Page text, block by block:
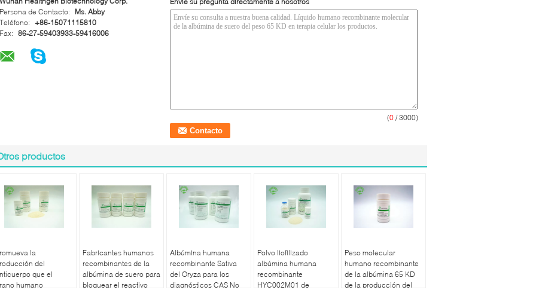
Persona de Contacto:
Ms. Abby
Teléfono:
+86-15071115810
Fax: 86-27-59403933-59416006
(0 / 3000)
productos
la
del
que el
humano
Fabricantes humanos
recombinantes de la
albúmina de suero para
bloquear el reactivo
Albúmina humana
recombinante Sativa
del Oryza para los
diagnósticos CAS No
Polvo liofilizado
albúmina humana
recombinante
HYC002M01 de
Peso molecular
humano recombinante
de la albúmina 65 KD
de la producción del